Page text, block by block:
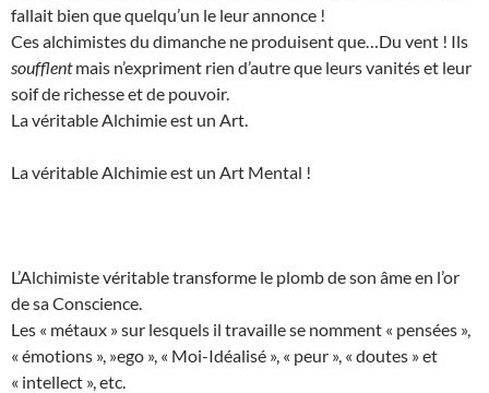
fallait bien que quelqu’un le leur annonce !
Ces alchimistes du dimanche ne produisent que…Du vent ! Ils
soufflentmais n’expriment rien d’autre que leurs vanités et leur
soif de richesse et de pouvoir.
La véritable Alchimie est un Art.
La véritable Alchimie est un Art Mental !
L’Alchimiste véritable transforme le plomb de son âme en l’or
de sa Conscience.
Les « métaux » sur lesquels il travaille se nomment « pensées »,
« émotions », »ego », « Moi-Idéalisé », « peur », « doutes » et
« intellect », etc.